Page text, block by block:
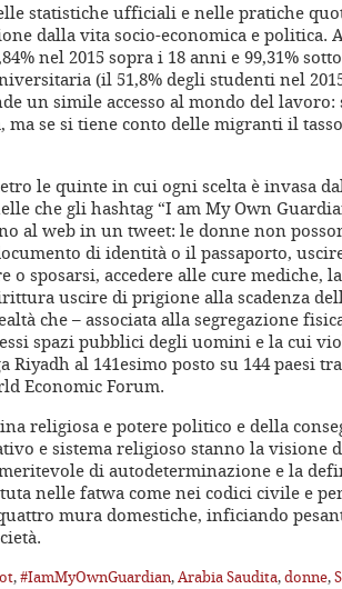
statistiche ufficiali e nelle pratiche
dalla vita socio-economica e politica.
nel 2015 sopra i 18 anni e 99,31%
(il 51,8% degli studenti nel
un simile accesso al mondo del lavoro:
se si tiene conto delle migranti il
le quinte in cui ogni scelta è invasa
che gli hashtag “I am My Own
al web in un tweet: le donne non
di identità o il passaporto,
o sposarsi, accedere alle cure mediche,
uscire di prigione alla scadenza
che – associata alla segregazione
spazi pubblici degli uomini e la cui
Riyadh al 141esimo posto su 144 paesi
Economic Forum.
religiosa e potere politico e della
e sistema religioso stanno la visione
di autodeterminazione e la
nelle fatwa come nei codici civile e
mura domestiche, inficiando
,#IamMyOwnGuardian,Arabia Saudita,donne,